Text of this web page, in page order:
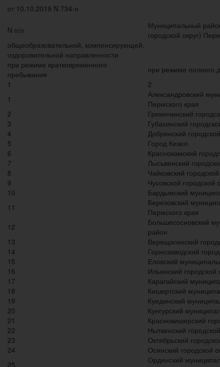
от 10.10.2019 N 734-п
N п/п
Муниципальный
городской округ)
общеобразовательной, компенсирующей,
оздоровительной направленности
при режиме кратковременного
пребывания
при режиме полного
1
2
1
Александровский
Пермского края
2
Гремячинский
3
Губахинский
4
Добрянский
5
Город Кизел
6
Краснокамский
7
Лысьвенский
8
Чайковский городской
9
Чусовской городской
10
Бардымский
11
Березовский
Пермского края
12
Большесосновский
район
13
Верещагинский
14
Горнозаводский
15
Еловский
16
Ильинский городской
17
Карагайский
18
Кишертский
19
Куединский
20
Кунгурский
21
Красновишерский
22
Нытвенский
23
Октябрьский
24
Осинский городской
25
Ординский